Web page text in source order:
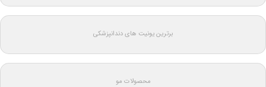
برترین یونیت های دندانپزشکی
محصولات مو